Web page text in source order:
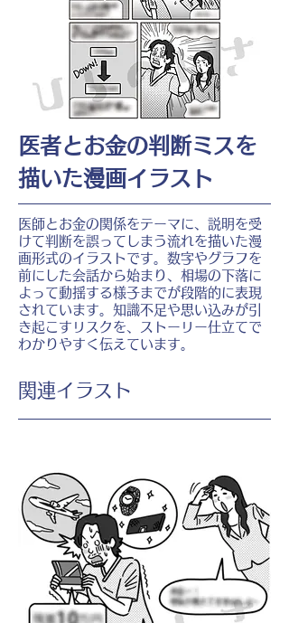
医者とお金の判断ミスを
描いた漫画イラスト
医師とお金の関係をテーマに、説明を受
けて判断を誤ってしまう流れを描いた漫
画形式のイラストです。数字やグラフを
前にした会話から始まり、相場の下落に
よって動揺する様子までが段階的に表現
されています。知識不足や思い込みが引
き起こすリスクを、ストーリー仕立てで
わかりやすく伝えています。
​関連イラスト